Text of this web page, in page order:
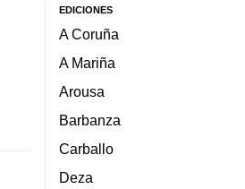
EDICIONES
A Coruña
A Mariña
Arousa
Barbanza
Carballo
Deza